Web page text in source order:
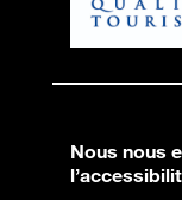
Nous nous